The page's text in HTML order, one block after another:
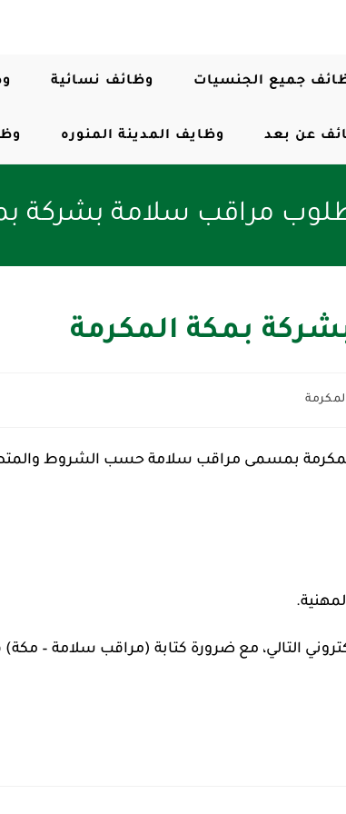
جميع الجنسيات وظائف نسائية
عن بعد وظايف المدينة المنوره
مراقب سلامة بشركة
بمكة المكرمة
بمسمى مراقب سلامة ​حسب الشروط
التالي، مع ضرورة كتابة (مراقب سلامة –